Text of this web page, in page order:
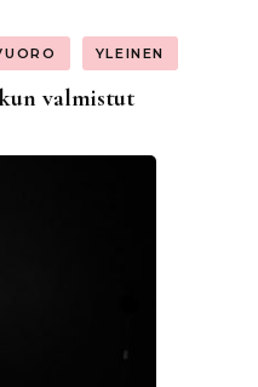
YLEINEN
valmistut